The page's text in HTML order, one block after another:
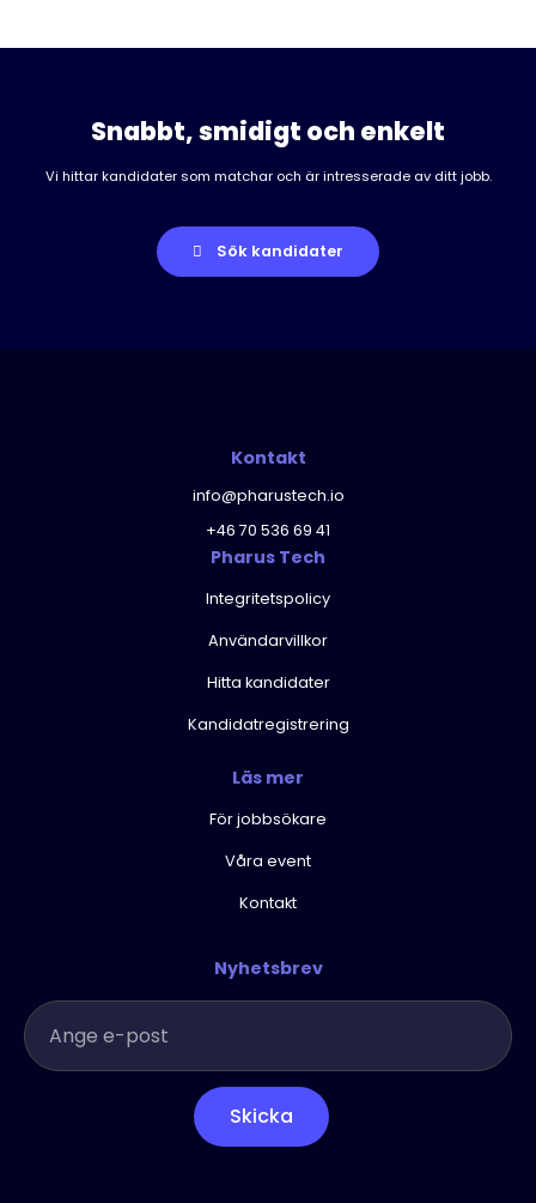
Snabbt, smidigt och enkelt
Vi hittar kandidater som matchar och är intresserade av ditt jobb.
Sök kandidater
Kontakt
info@pharustech.io
+46 70 536 69 41
Pharus Tech
Integritetspolicy
Användarvillkor
Hitta kandidater
Kandidatregistrering
Läs mer
För jobbsökare
Våra event
Kontakt
Nyhetsbrev
Skicka